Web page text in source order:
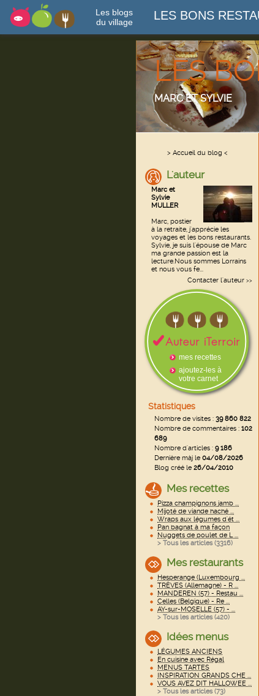
Les blogs
du village
LES BONS
LES
MARC ET SYLVIE
> Accueil du blog <
L'auteur
Marc et
Sylvie
MULLER
Marc, postier
à la retraite, j'apprécie les
voyages et les bons restaurants.
Sylvie, je suis l'épouse de Marc
ma grande passion est la
lecture.Nous sommes Lorrains
et nous vous fe...
Contacter l'auteur >>
mes recettes
ajoutez-les à
votre carnet
Statistiques
Nombre de visites : 39 860 822
Nombre de commentaires : 102
689
Nombre d'articles : 9 186
Dernière màj le04/08/2026
Blog créé le26/04/2010
Mes recettes
Pizza champignons jamb ...
Mijoté de viande haché ...
Wraps aux légumes d'ét ...
Pan bagnat à ma façon
Nuggets de poulet de L ...
> Tous les articles (3316)
Mes restaurants
Hesperange (Luxembourg ...
TRÈVES (Allemagne) - R ...
MANDEREN (57) - Restau ...
Celles (Belgique) - Re ...
AY-sur-MOSELLE (57) - ...
> Tous les articles (420)
Idées menus
LÉGUMES ANCIENS
En cuisine avec Régal
MENUS TARTES
INSPIRATION GRANDS CHE ...
VOUS AVEZ DIT HALLOWEE ...
> Tous les articles (73)